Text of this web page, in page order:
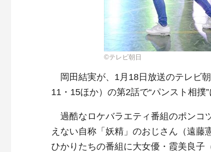
©テレビ朝日
岡田結実が、1月18日放送のテレビ
11・15ほか）の第2話で“パンスト相撲
過酷なロケバラエティ番組のポンコ
えない自称「妖精」のおじさん（遠藤
ひかりたちの番組に大女優・霞美良子